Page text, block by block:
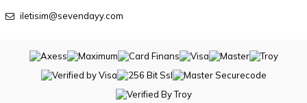
iletisim@sevendayy.com